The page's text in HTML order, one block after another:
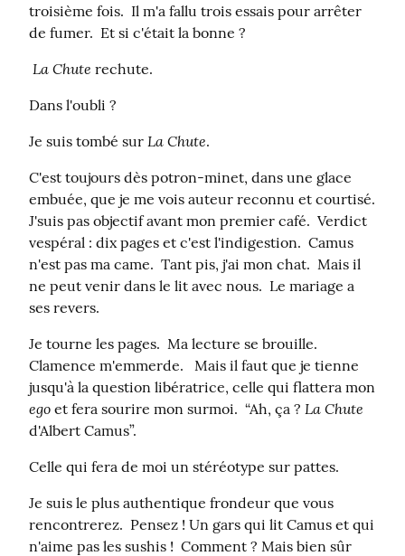
troisième fois.  Il m'a fallu trois essais pour arrêter
de fumer.  Et si c'était la bonne ?
La Chute rechute.
Dans l'oubli ?
Je suis tombé sur La Chute.
C'est toujours dès potron-minet, dans une glace
embuée, que je me vois auteur reconnu et courtisé.
J'suis pas objectif avant mon premier café.  Verdict
vespéral : dix pages et c'est l'indigestion.  Camus
n'est pas ma came.  Tant pis, j'ai mon chat.  Mais il
ne peut venir dans le lit avec nous.  Le mariage a
ses revers.
Je tourne les pages.  Ma lecture se brouille.
Clamence m'emmerde.   Mais il faut que je tienne
ego et fera sourire mon surmoi.  “Ah, ça ? La Chute
d'Albert Camus”.
Celle qui fera de moi un stéréotype sur pattes.
Je suis le plus authentique frondeur que vous
rencontrerez.  Pensez ! Un gars qui lit Camus et qui
n'aime pas les sushis !  Comment ? Mais bien sûr